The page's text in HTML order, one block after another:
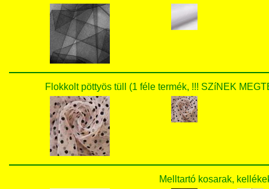
Flokkolt pöttyös tüll (1 féle termék, !!! SZíNEK
Melltartó kosarak,